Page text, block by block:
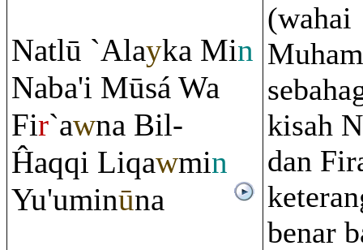
Natlū `Alayka Min
Naba'i Mūsá Wa
Fir`awna Bil-
Ĥaqqi Liqawmin
Yu'uminūna
(wahai
kisah
dan
benar